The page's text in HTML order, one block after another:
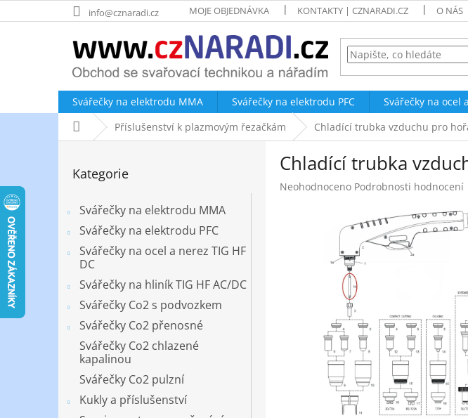
na
info@cznaradi.cz MOJE OBJEDNÁVKA KONTAKTY | CZNARADI.CZ O NÁS
Svářečky na elektrodu MMA Svářečky na elektrodu PFC Svářečky na ocel
Domů Příslušenství k plazmovým řezačkám Chladící trubka vzduchu pro
kategorie
Kategorie
Svářečky na elektrodu MMA
Svářečky na elektrodu PFC
Svářečky na ocel a nerez TIG HF
DC
Svářečky na hliník TIG HF AC/DC
Svářečky Co2 s podvozkem
Svářečky Co2 přenosné
Svářečky Co2 chlazené
kapalinou
Svářečky Co2 pulzní
Kukly a příslušenství
Chladící trubka
Průměrné
Neohodnoceno Podrobnosti hodnocení